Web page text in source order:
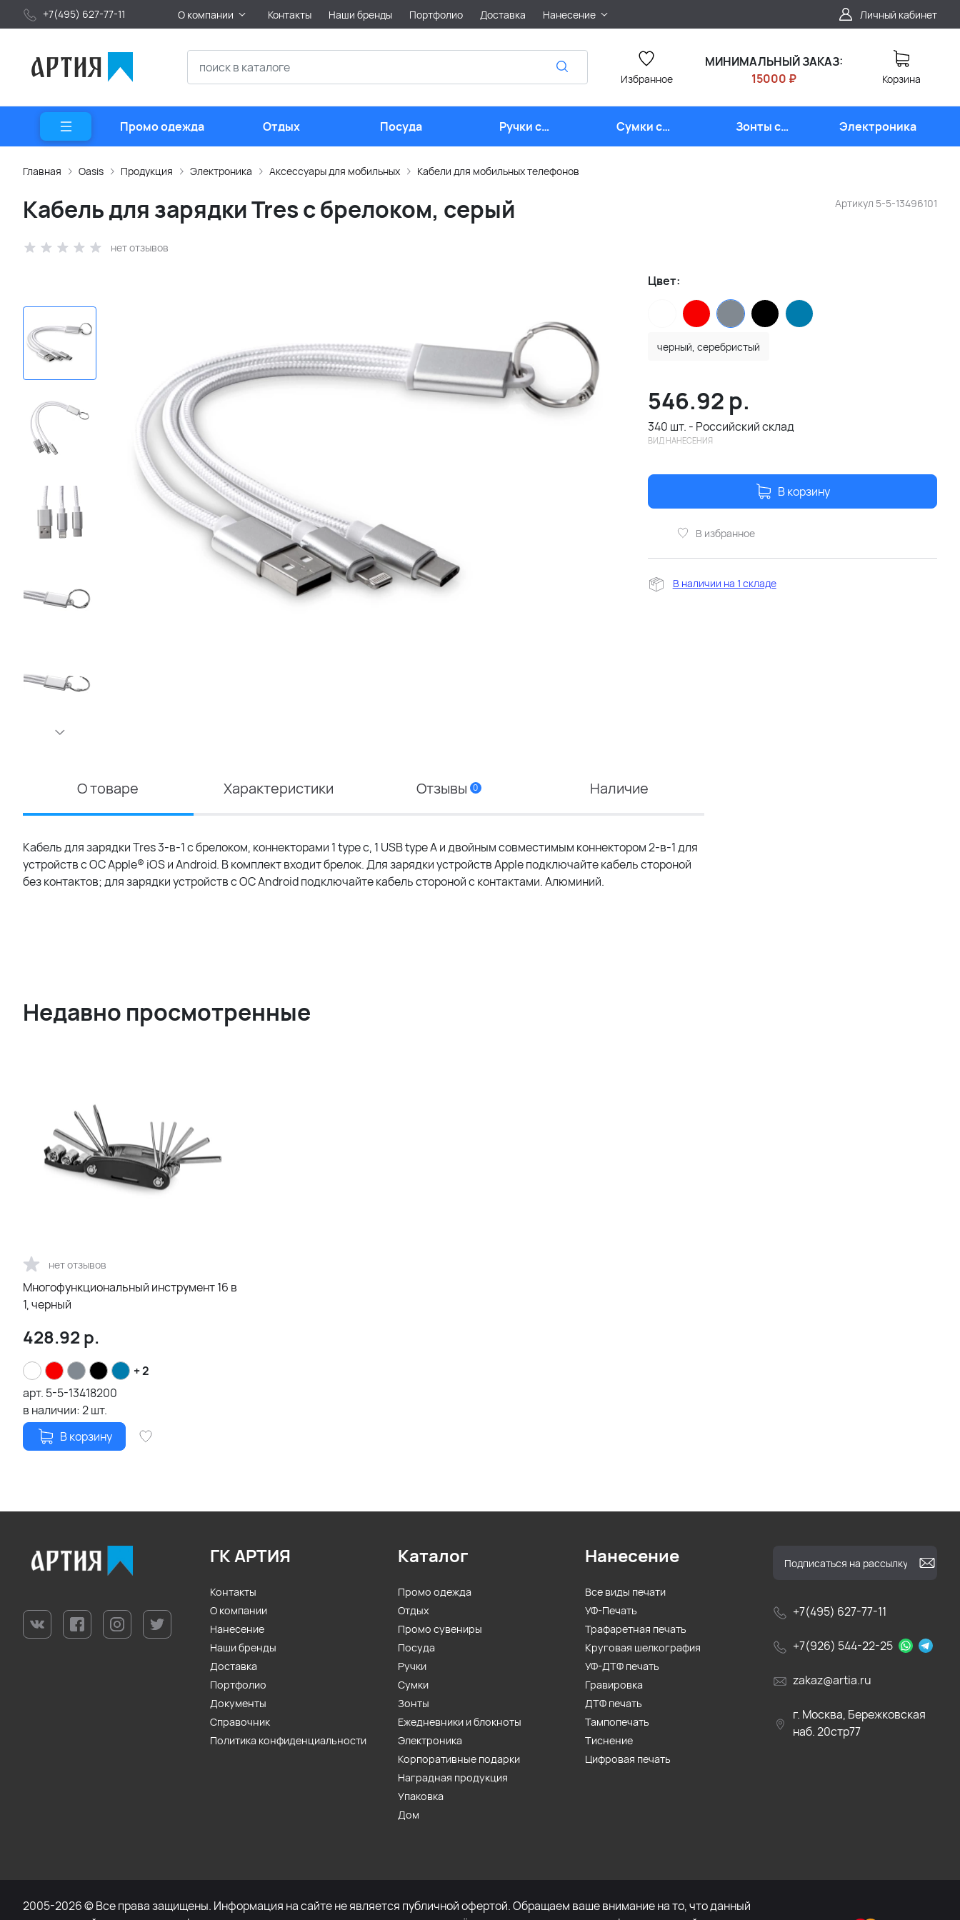
+7(495) 627-77-11 О компании Контакты Наши бренды Портфолио Доставка Нанесение Личный кабинет
Избранное
МИНИМАЛЬНЫЙ ЗАКАЗ:
15000 ₽
Корзина
Промо одежда Отдых Посуда
Ручки с
логотипом
Сумки с
логотипом
Зонты с
логотипом
Электроника
Главная Oasis Продукция Электроника Аксессуары для мобильных Кабели для мобильных телефонов
Артикул 5-5-13496101
Кабель для зарядки Tres с брелоком, серый
нет отзывов
Цвет:
черный, серебристый
546.92 р.
340 шт. - Российский склад
ВИД НАНЕСЕНИЯ
В корзину
В избранное
В наличии на 1 складе
О товаре Характеристики Отзывы 0 Наличие
Кабель для зарядки Tres 3-в-1 с брелоком, коннекторами 1 type с, 1 USB type A и двойным совместимым коннектором 2-в-1 для
устройств с ОС Apple® iOS и Android. В комплект входит брелок. Для зарядки устройств Apple подключайте кабель стороной
без контактов; для зарядки устройств с ОС Android подключайте кабель стороной с контактами. Алюминий.
Недавно просмотренные
нет отзывов
Многофункциональный инструмент 16 в
1, черный
428.92 р.
+ 2
арт. 5-5-13418200
в наличии:2шт.
В корзину
+7(495) 627-77-11
+7(926) 544-22-25
zakaz@artia.ru
г. Москва, Бережковская
наб. 20стр77
ГК АРТИЯ
Контакты
О компании
Нанесение
Наши бренды
Доставка
Портфолио
Документы
Справочник
Политика конфиденциальности
Каталог
Промо одежда
Отдых
Промо сувениры
Посуда
Ручки
Сумки
Зонты
Ежедневники и блокноты
Электроника
Корпоративные подарки
Наградная продукция
Упаковка
Дом
Нанесение
Все виды печати
УФ-Печать
Трафаретная печать
Круговая шелкография
УФ-ДТФ печать
Гравировка
ДТФ печать
Тампопечать
Тиснение
Цифровая печать
2005-2026 © Все права защищены. Информация на сайте не является публичной офертой. Обращаем ваше внимание на то, что данный